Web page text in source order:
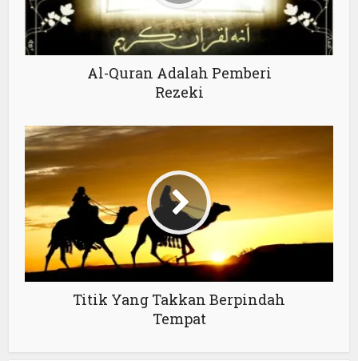
Al-Quran Adalah Pemberi
Rezeki
Titik Yang Takkan Berpindah
Tempat